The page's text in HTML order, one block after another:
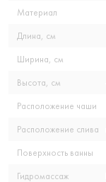
Материал
Длина, см
Ширина, см
Высота, см
Расположение чаши
Расположение слива
Поверхность ванны
Гидромассаж